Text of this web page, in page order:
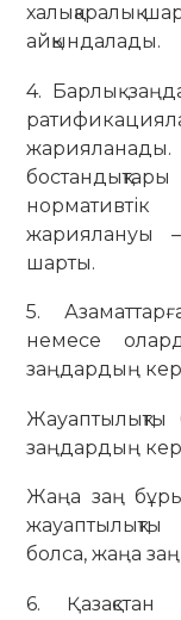
халықаралық
айқындалады.
4. Барлық
жариялануы
шарты.
5.
немесе
заңдардың
Жауаптылықты
заңдардың
Жаңа заң
болса, жаңа
6. Қазақстан